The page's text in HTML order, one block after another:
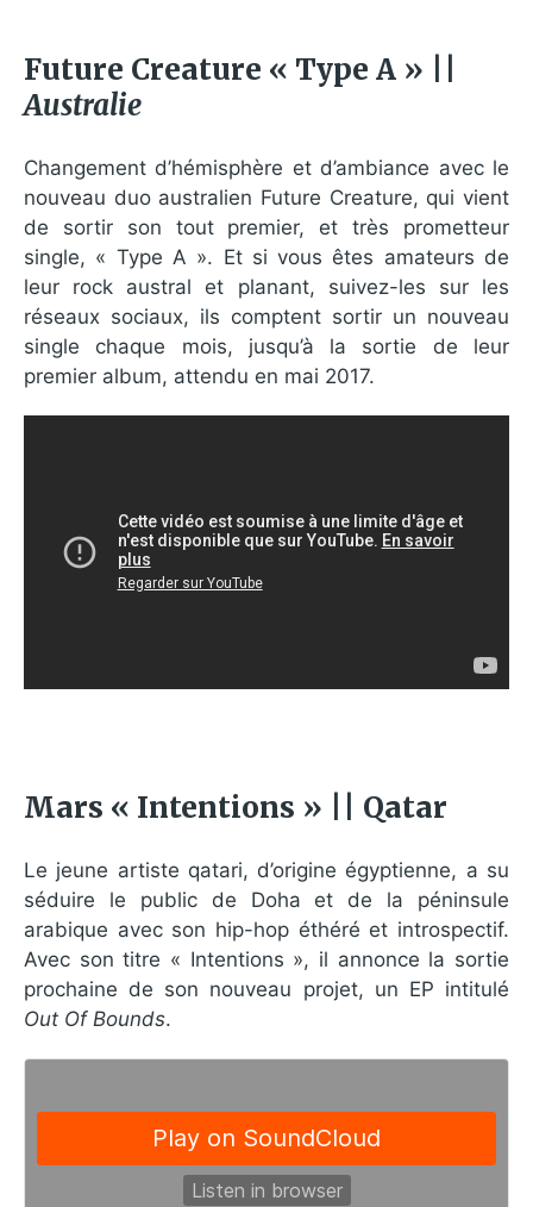
Future Creature « Type A » ||
Australie
Changement d’hémisphère et d’ambiance avec le
nouveau duo australien Future Creature, qui vient
de sortir son tout premier, et très prometteur
single, « Type A ». Et si vous êtes amateurs de
leur rock austral et planant, suivez-les sur les
réseaux sociaux, ils comptent sortir un nouveau
single chaque mois, jusqu’à la sortie de leur
premier album, attendu en mai 2017.
Mars « Intentions » || Qatar
Le jeune artiste qatari, d’origine égyptienne, a su
séduire le public de Doha et de la péninsule
arabique avec son hip-hop éthéré et introspectif.
Avec son titre « Intentions », il annonce la sortie
prochaine de son nouveau projet, un EP intitulé
Out Of Bounds.